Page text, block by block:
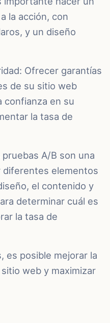
la acción, con
y un diseño
Ofrecer garantías
de su sitio web
confianza en su
la tasa de
A/B son una
diferentes elementos
el contenido y
determinar cuál es
la tasa de
es posible mejorar la
web y maximizar